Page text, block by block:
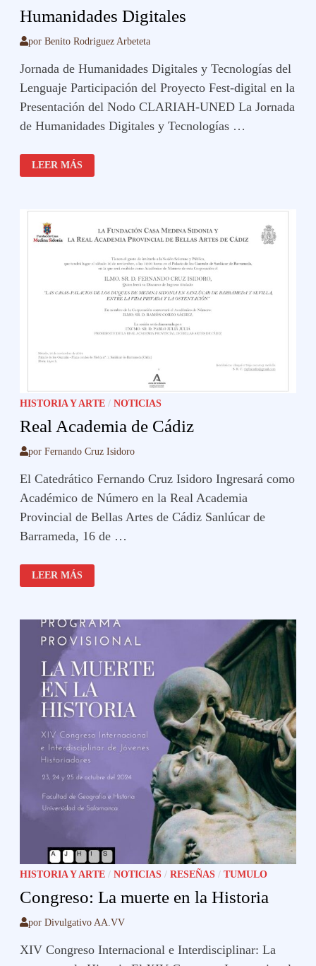
Humanidades Digitales
porBenito Rodriguez Arbeteta
Jornada de Humanidades Digitales y Tecnologías del
Lenguaje Participación del Proyecto Fest-digital en la
Presentación del Nodo CLARIAH-UNED La Jornada
de Humanidades Digitales y Tecnologías …
HUMANIDADES
DIGITALES
LEER MÁS
HISTORIA Y ARTE /NOTICIAS
Real Academia de Cádiz
porFernando Cruz Isidoro
El Catedrático Fernando Cruz Isidoro Ingresará como
Académico de Número en la Real Academia
Provincial de Bellas Artes de Cádiz Sanlúcar de
Barrameda, 16 de …
REAL
ACADEMIA
DE
LEER MÁS
HISTORIA Y ARTE /NOTICIAS /RESEÑAS /TUMULO
Congreso: La muerte en la Historia
porDivulgativo AA.VV
XIV Congreso Internacional e Interdisciplinar: La